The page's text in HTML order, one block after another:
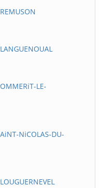
LE-
NiCOLAS-DU-